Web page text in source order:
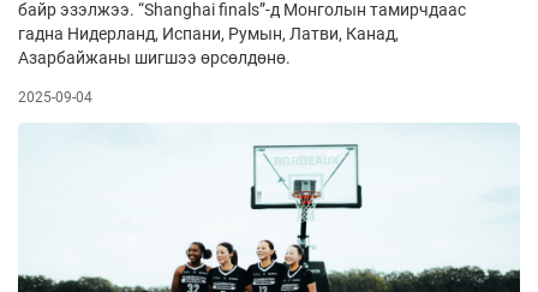
байр эзэлжээ. “Shanghai finals”-д Монголын тамирчдаас
гадна Нидерланд, Испани, Румын, Латви, Канад,
Азарбайжаны шигшээ өрсөлдөнө.
2025-09-04